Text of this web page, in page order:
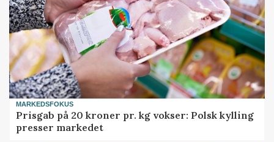
MARKEDSFOKUS
Prisgab på 20 kroner pr. kg vokser: Polsk kylling
presser markedet